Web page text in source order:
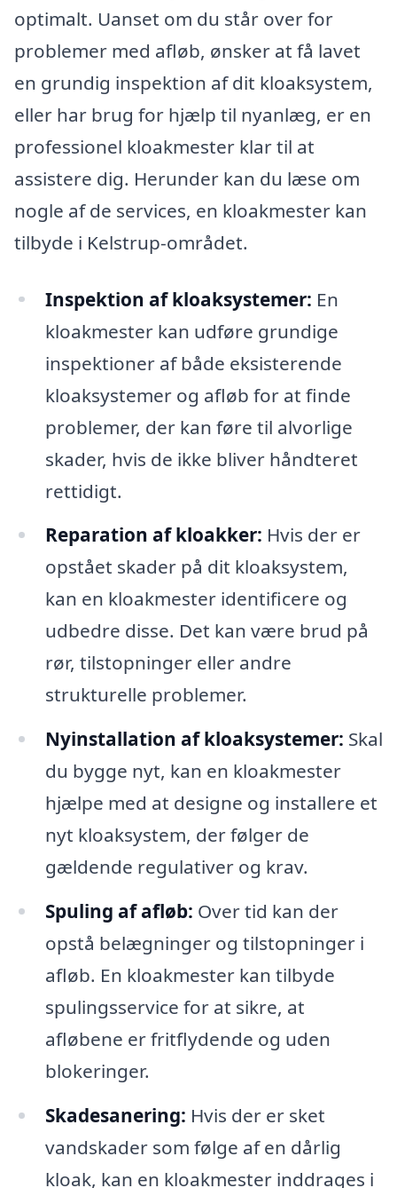
optimalt. Uanset om du står over for
problemer med afløb, ønsker at få lavet
en grundig inspektion af dit kloaksystem,
eller har brug for hjælp til nyanlæg, er en
professionel kloakmester klar til at
assistere dig. Herunder kan du læse om
nogle af de services, en kloakmester kan
tilbyde i Kelstrup-området.
Inspektion af kloaksystemer: En
kloakmester kan udføre grundige
inspektioner af både eksisterende
kloaksystemer og afløb for at finde
problemer, der kan føre til alvorlige
skader, hvis de ikke bliver håndteret
rettidigt.
Reparation af kloakker: Hvis der er
opstået skader på dit kloaksystem,
kan en kloakmester identificere og
udbedre disse. Det kan være brud på
rør, tilstopninger eller andre
strukturelle problemer.
Nyinstallation af kloaksystemer: Skal
du bygge nyt, kan en kloakmester
hjælpe med at designe og installere et
nyt kloaksystem, der følger de
gældende regulativer og krav.
Spuling af afløb: Over tid kan der
opstå belægninger og tilstopninger i
afløb. En kloakmester kan tilbyde
spulingsservice for at sikre, at
afløbene er fritflydende og uden
blokeringer.
Skadesanering: Hvis der er sket
vandskader som følge af en dårlig
kloak, kan en kloakmester inddrages i